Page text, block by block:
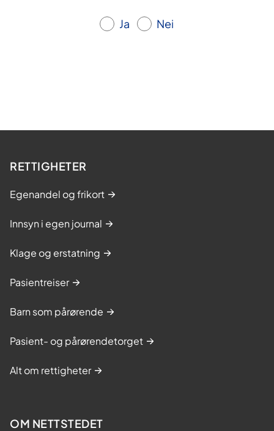
Ja Nei
RETTIGHETER
Egenandel og frikort
Innsyn i egen journal
Klage og erstatning
Pasientreiser
Barn som pårørende
Pasient- og pårørendetorget
Alt om rettigheter
OM NETTSTEDET